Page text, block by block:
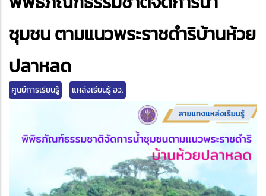
ชุมชน ตามแนวพระราชดำริบ้านห้วย
ปลาหลด
ศูนย์การเรียนรู้ แหล่งเรียนรู้ อว.